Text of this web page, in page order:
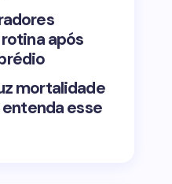
após
mortalidade
esse